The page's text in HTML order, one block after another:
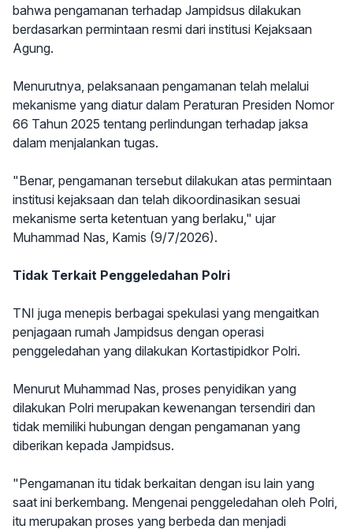
bahwa pengamanan terhadap Jampidsus dilakukan
berdasarkan permintaan resmi dari institusi Kejaksaan
Agung.
Menurutnya, pelaksanaan pengamanan telah melalui
mekanisme yang diatur dalam Peraturan Presiden Nomor
66 Tahun 2025 tentang perlindungan terhadap jaksa
dalam menjalankan tugas.
"Benar, pengamanan tersebut dilakukan atas permintaan
institusi kejaksaan dan telah dikoordinasikan sesuai
mekanisme serta ketentuan yang berlaku," ujar
Muhammad Nas, Kamis (9/7/2026).
Tidak Terkait Penggeledahan Polri
TNI juga menepis berbagai spekulasi yang mengaitkan
penjagaan rumah Jampidsus dengan operasi
penggeledahan yang dilakukan Kortastipidkor Polri.
Menurut Muhammad Nas, proses penyidikan yang
dilakukan Polri merupakan kewenangan tersendiri dan
tidak memiliki hubungan dengan pengamanan yang
diberikan kepada Jampidsus.
"Pengamanan itu tidak berkaitan dengan isu lain yang
saat ini berkembang. Mengenai penggeledahan oleh Polri,
itu merupakan proses yang berbeda dan menjadi